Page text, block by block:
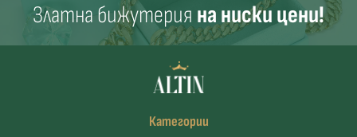
Златна бижутерия на ниски цени!
Категории